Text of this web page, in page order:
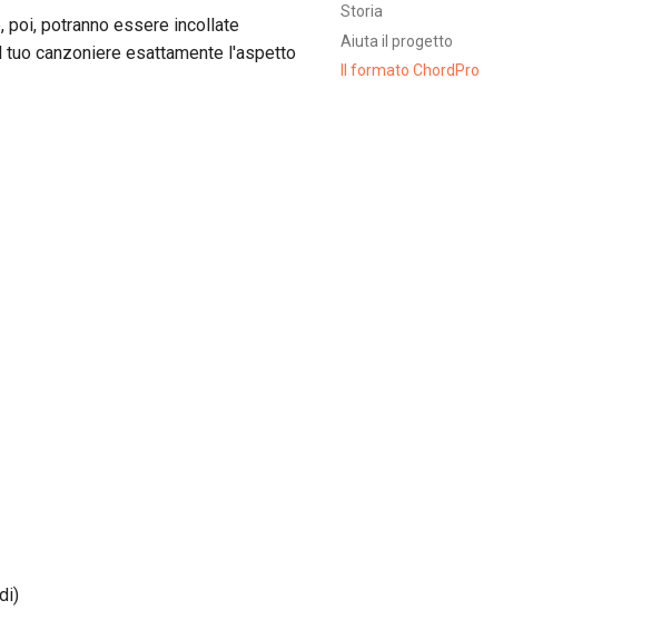
Storia
Aiuta il progetto
Il formato ChordPro
poi, potranno essere incollate
canzoniere esattamente l'aspetto